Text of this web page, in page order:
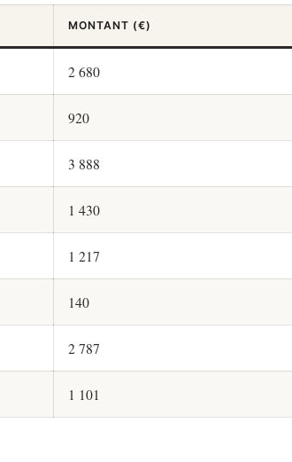
MONTANT (€)
2 680
920
3 888
1 430
1 217
140
2 787
1 101